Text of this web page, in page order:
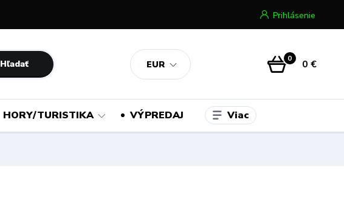
EUR
Prihlásenie
Hľadať 0 0 €
HORY/TURISTIKA VÝPREDAJ Viac